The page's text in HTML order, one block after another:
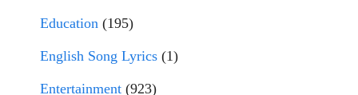
Education (195)
English Song Lyrics (1)
Entertainment (923)